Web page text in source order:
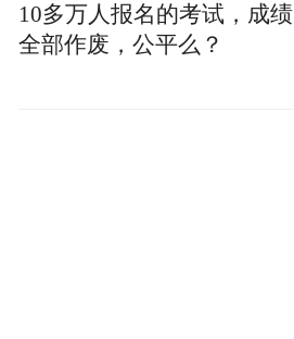
10多万人报名的考试，成绩
全部作废，公平么？